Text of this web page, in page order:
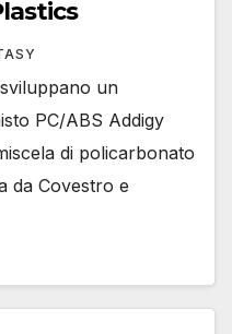
un
PC/ABS Addigy
di policarbonato
da Covestro e